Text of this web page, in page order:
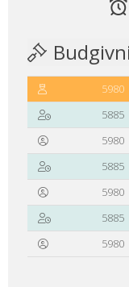
5980
5885
5980
5885
5980
5885
5980